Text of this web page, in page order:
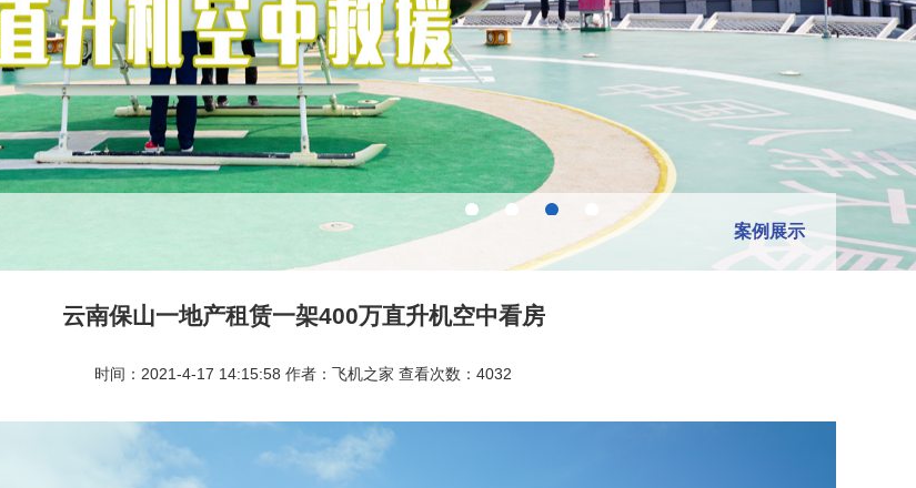
案例展示
云南保山一地产租赁一架400万直升机空中看房
时间：2021-4-17 14:15:58 作者：飞机之家 查看次数：4032